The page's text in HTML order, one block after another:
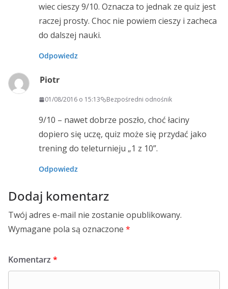
wiec cieszy 9/10. Oznacza to jednak ze quiz jest
raczej prosty. Choc nie powiem cieszy i zacheca
do dalszej nauki.
Odpowiedz
Piotr
01/08/2016 o 15:13 Bezpośredni odnośnik
9/10 – nawet dobrze poszło, choć łaciny
dopiero się uczę, quiz może się przydać jako
trening do teleturnieju „1 z 10”.
Odpowiedz
Dodaj komentarz
Twój adres e-mail nie zostanie opublikowany.
Wymagane pola są oznaczone *
Komentarz *